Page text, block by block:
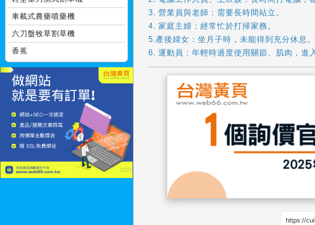
3. 營業員與老師：需要長時間站立。
4. 家庭主婦：經常忙於打掃家務。
5.產後婦女：坐月子時，未能得到充分休息。
6. 運動員：年輕時過度使用關節、肌肉，進
https://
車載式農藥噴藥機
六刀盤牧草割草機
香蕉